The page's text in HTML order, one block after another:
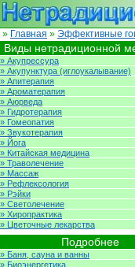
» Главная » Эффективные
Виды нетрадиционной
» Акупрессура
» Акупунктура (иглоукалывание)
» Апитерапия
» Ароматерапия
» Аюрведа
» Гидротерапия
» Гомеопатия
» Звукотерапия
» Йога
» Китайская медицина
» Траволечение
» Массаж
» Рефлексология
» Рэйки
» Светолечение
» Хиропрактика
» Цветочные лекарства
Подробнее
» Баня, сауна и ванны
» Биоэнергетика